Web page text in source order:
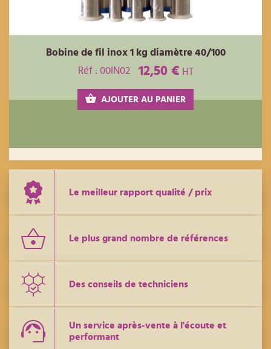
Bobine de fil inox 1 kg diamètre 40/100
Réf : 00IN02
12,50 € HT
AJOUTER AU PANIER
Le meilleur rapport qualité / prix
Le plus grand nombre de références
Des conseils de techniciens
Un service après-vente à l'écoute et
performant